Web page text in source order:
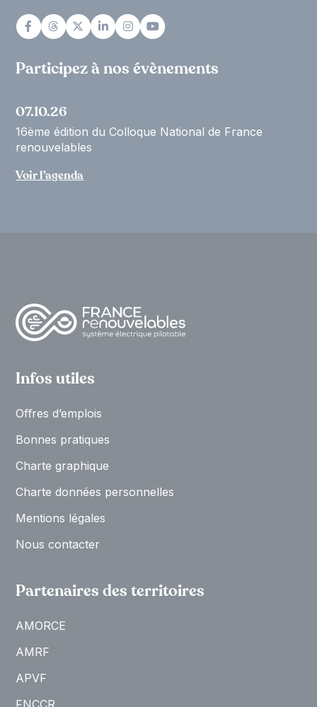
Participez à nos évènements
07.10.26
16ème édition du Colloque National de France
renouvelables
Voir l’agenda
Infos utiles
Oﬀres d’emplois
Bonnes pratiques
Charte graphique
Charte données personnelles
Mentions légales
Nous contacter
Partenaires des territoires
AMORCE
AMRF
APVF